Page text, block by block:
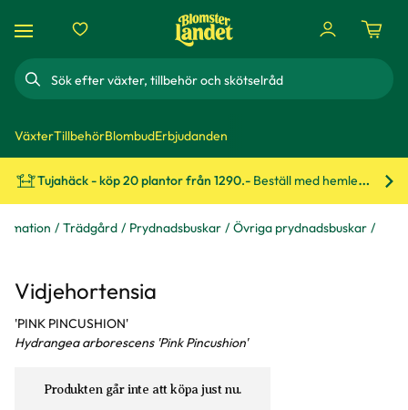
Sök
VäxterTillbehörBlombudErbjudanden
Tujahäck - köp 20 plantor från 1290.- Beställ med hemleverans!
Trädgård Prydnadsbuskar Övriga prydnadsbuskar
Vidjehortensia
'PINK PINCUSHION'
Hydrangea arborescens 'Pink Pincushion'
Produkten går inte att köpa just nu.